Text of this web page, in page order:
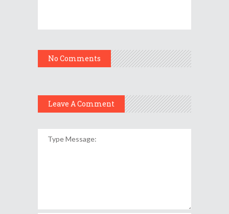
No Comments
Leave A Comment